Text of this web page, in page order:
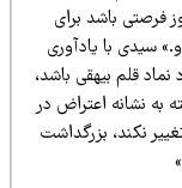
باشد برای
با یادآوری
بیهقی باشد،
اعتراض در
بزرگداشت